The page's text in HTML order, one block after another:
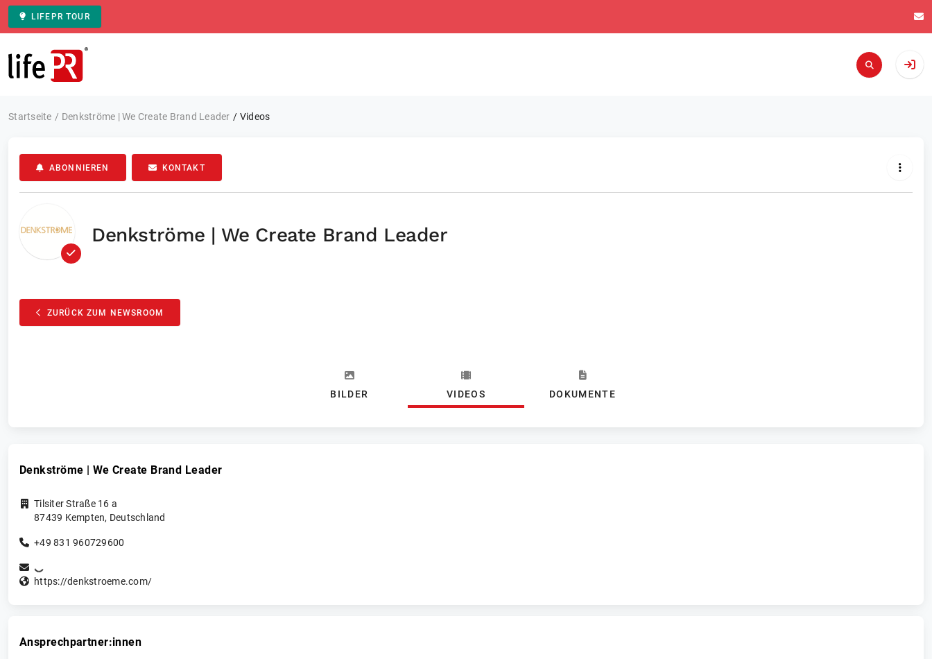
LIFEPR TOUR
Zur Startseite
Startseite Denkströme | We Create Brand Leader Videos
ABONNIEREN KONTAKT
Denkströme | We Create Brand Leader
ZURÜCK ZUM NEWSROOM
BILDER VIDEOS DOKUMENTE
Denkströme | We Create Brand Leader
Tilsiter Straße 16 a
87439 Kempten, Deutschland
+49 831 960729600
https://denkstroeme.com/
Ansprechpartner:innen